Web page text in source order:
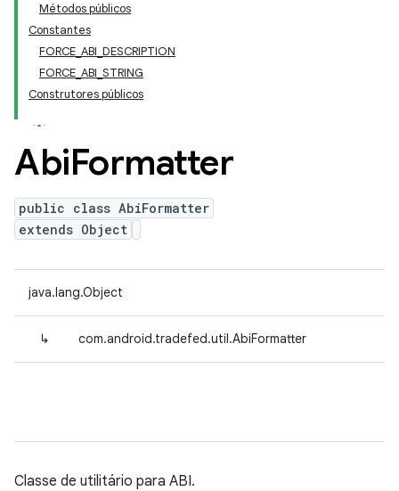
Métodos públicos
Constantes
FORCE_ABI_DESCRIPTION
FORCE_ABI_STRING
Construtores públicos
AbiFormatter
public class AbiFormatter
extends Object
java.lang.Object
↳ com.android.tradefed.util.AbiFormatter
Classe de utilitário para ABI.